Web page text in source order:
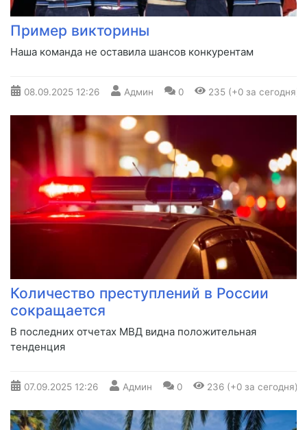
Пример викторины
Наша команда не оставила шансов конкурентам
08.09.2025 12:26 Админ 0 235 (+0 за сегодня)
Количество преступлений в России
сокращается
В последних отчетах МВД видна положительная
тенденция
07.09.2025 12:26 Админ 0 236 (+0 за сегодня)